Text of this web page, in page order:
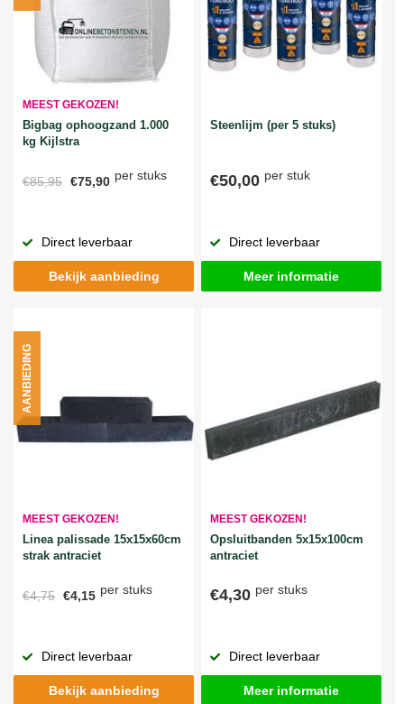
MEEST GEKOZEN!
Bigbag ophoogzand 1.000
kg Kijlstra
€85,95 €75,90 per stuks
Direct leverbaar
Bekijk aanbieding
Steenlijm (per 5 stuks)
€50,00 per stuk
Direct leverbaar
Meer informatie
MEEST GEKOZEN!
Linea palissade 15x15x60cm
strak antraciet
€4,75 €4,15 per stuks
AANBIEDING
Direct leverbaar
Bekijk aanbieding
MEEST GEKOZEN!
Opsluitbanden 5x15x100cm
antraciet
€4,30 per stuks
Direct leverbaar
Meer informatie